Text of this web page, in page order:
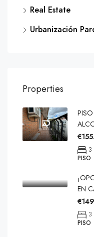
Real Estate
Urbanización
Properties
3
PISO
EN
3
PISO